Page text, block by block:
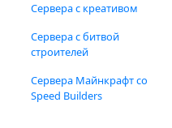
Сервера с креативом
Сервера с битвой
строителей
Сервера Майнкрафт со
Speed Builders